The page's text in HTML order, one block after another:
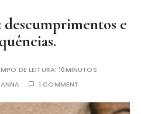
descumprimentos e
DE LEITURA:10MINUTOS
1 COMMENT